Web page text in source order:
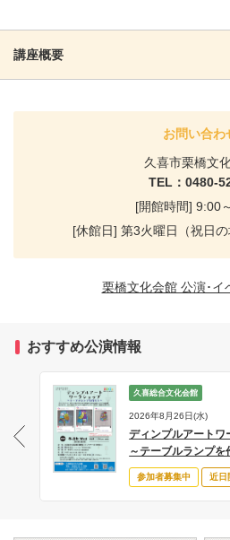
講座概要
お問い合わ
久喜市栗橋文
TEL：0480-
[開館時間] 9:00
[休館日] 第3火曜日（祝日
栗橋文化会館 公演･イ
おすすめ公演情報
久喜総合文化会館
2026年8月26日(水)
ディンプルアートワ
～テーブルランプを
参加者募集中 近日